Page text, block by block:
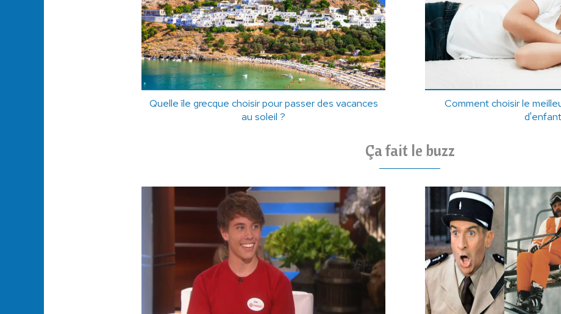
Quelle île grecque choisir pour passer des vacances
au soleil ?
Comment choisir le
Ça fait le buzz